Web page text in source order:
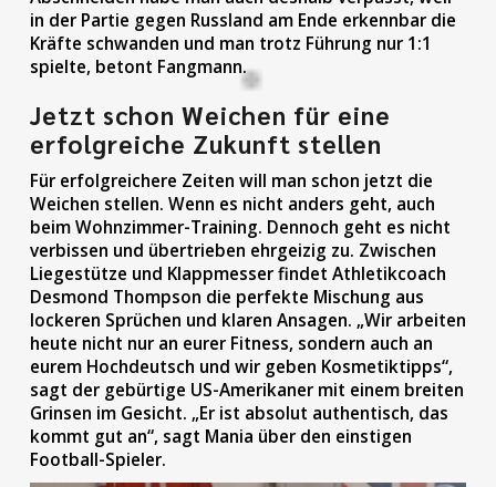
in der Partie gegen Russland am Ende erkennbar die
Kräfte schwanden und man trotz Führung nur 1:1
spielte, betont Fangmann.
Jetzt schon Weichen für eine
erfolgreiche Zukunft stellen
Für erfolgreichere Zeiten will man schon jetzt die
Weichen stellen. Wenn es nicht anders geht, auch
beim Wohnzimmer-Training. Dennoch geht es nicht
verbissen und übertrieben ehrgeizig zu. Zwischen
Liegestütze und Klappmesser findet Athletikcoach
Desmond Thompson die perfekte Mischung aus
lockeren Sprüchen und klaren Ansagen. „Wir arbeiten
heute nicht nur an eurer Fitness, sondern auch an
eurem Hochdeutsch und wir geben Kosmetiktipps“,
sagt der gebürtige US-Amerikaner mit einem breiten
Grinsen im Gesicht. „Er ist absolut authentisch, das
kommt gut an“, sagt Mania über den einstigen
Football-Spieler.